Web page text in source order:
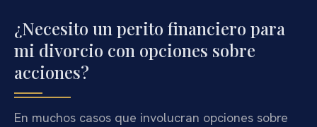
¿Necesito un perito financiero para
mi divorcio con opciones sobre
acciones?
En muchos casos que involucran opciones sobre